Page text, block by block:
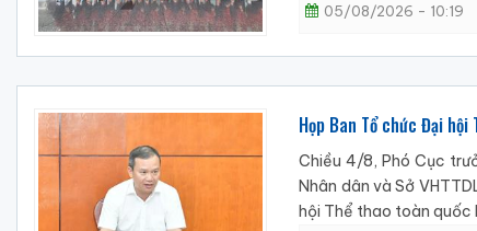
05/08/2026 - 10:19
Họp Ban Tổ chức Đại
Chiều 4/8, Phó Cục
Nhân dân và Sở
hội Thể thao toàn quốc